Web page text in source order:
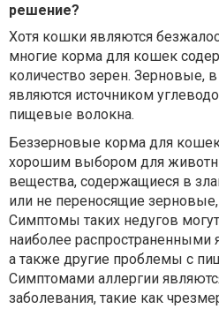
решение?
Хотя кошки являются
многие корма для кошек
количество зерен. Зерновые,
являются источником
пищевые волокна.
Беззерновые корма для
хорошим выбором для
вещества, содержащиеся в
или не переносящие
Симптомы таких недугов
наиболее распространенными
а также другие проблемы с
Симптомами аллергии
заболевания, такие как